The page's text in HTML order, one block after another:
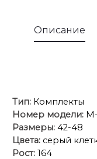
Описание
Тип: Комплекты
Номер модели:
Размеры: 42-48
Цвета: серый
Рост: 164